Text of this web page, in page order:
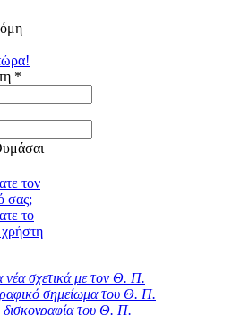
*
τον
σας;
το
νέα σχετικά με τον Θ. Π.
σημείωμα του Θ. Π.
του Θ. Π.